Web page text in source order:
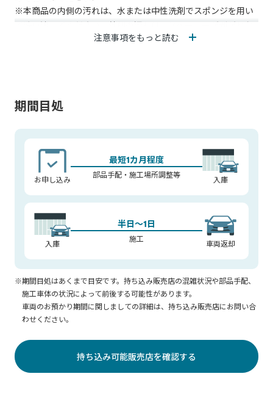
※2 ラゲージアンダーボックスは、ラゲージアンダーストレージ
※本商品の内側の汚れは、水または中性洗剤でスポンジを用い
て洗い流してください。外側の汚れは、スペーサーが剥がれな
いように拭き取ってください。
＜取り付けの注意事項＞
※デッキボックス固定のクリップは左回しで取り外し、ラゲー
ジアンダーストレージの固定に再利用するため残してくださ
注意事項をもっと読む
期間目処
お申し込み
最短1カ月程度
部品手配・施工場所調整等 入庫
入庫
半日～1日
施工 車両返却
※期間目処はあくまで目安です。持ち込み販売店の混雑状況や部品手配、
施工車体の状況によって前後する可能性があります。
車両のお預かり期間に関しましての詳細は、持ち込み販売店にお問い合
わせください。
持ち込み可能販売店を確認する